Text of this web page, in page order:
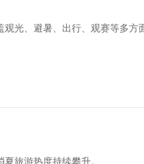
光、避暑、出行、观赛等多方
旅游热度持续攀升。